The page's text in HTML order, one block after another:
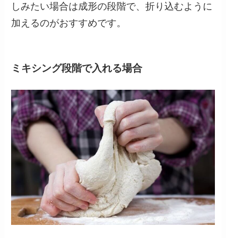
しみたい場合は成形の段階で、折り込むように
加えるのがおすすめです。
ミキシング段階で入れる場合